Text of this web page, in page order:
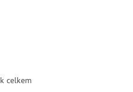
celkem